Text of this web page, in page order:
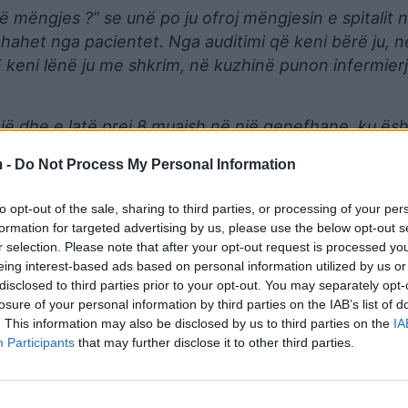
- Do Not Process My Personal Information
opt-out of the sale, sharing to third parties, or processing of your
for targeted advertising by us, please use the below opt-out
selection. Please note that after your opt-out request is processed
interest-based ads based on personal information utilized by us
to third parties prior to your opt-out. You may separately
of your personal information by third parties on the IAB’s list of
This information may also be disclosed by us to third parties on the
Participants that may further disclose it to other third parties.
mëngjes ?” se unë po ju ofroj mëngjesin e spitalit
nga pacientet. Nga auditimi që keni bërë ju,
lënë ju me shkrim, në kuzhinë punon
dhe e latë prej 8 muajsh në një qenefhane, ku
këtë përgjegjësi, që të gjithë pacientët e
kaq të vështirë e keni të kuptoni që ka edhe
ambientet e spitalit Lushnje. Pyetje e
punën ministrja e Shëndetësisë, rri në
Sepse në avion mund të kontrollosh maksimumi
mln lekë ilaçe të skaduara”,tha Korreshi.